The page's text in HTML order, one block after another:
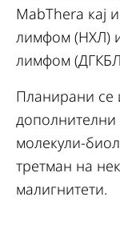
MabThera кај
лимфом (НХЛ)
лимфом
Планирани се
дополнителни
молекули-
третман на
малигнитети.